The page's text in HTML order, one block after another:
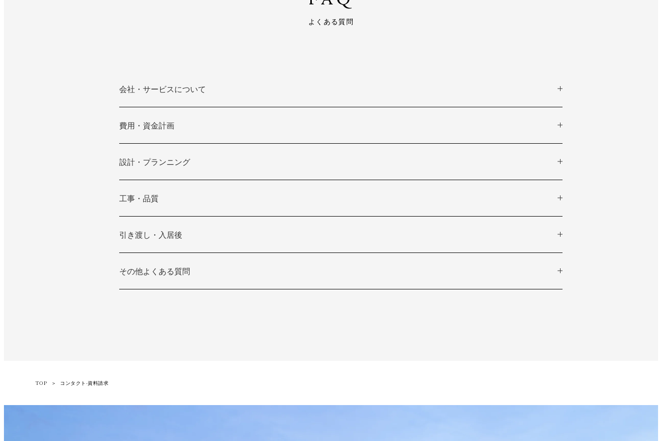
よくある質問
会社・サービスについて
費用・資金計画
設計・プランニング
工事・品質
引き渡し・入居後
その他よくある質問
TOP ＞ コンタクト-資料請求